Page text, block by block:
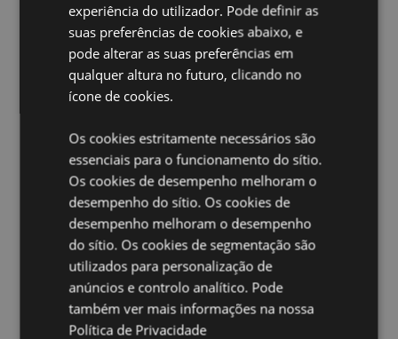
Apto para micro-ondas:Sim
Apto para máquina de lavar loiça:
Volume:300ml
Informações sobre a licença:
mundo.
Ampliar informação:
Quer saber mais acerca de comprar na Puckator?
a nossa
Guia de informação para o cliente.
Caracteristicas do Produto
Informação
Altura 9.5cm Largura 12cm Profundidade 8cm
5055071511820
experiência do utilizador. Pode definir as
suas preferências de cookies abaixo, e
pode alterar as suas preferências em
qualquer altura no futuro, clicando no
ícone de cookies.
Os cookies estritamente necessários são
essenciais para o funcionamento do sítio.
Os cookies de desempenho melhoram o
desempenho do sítio. Os cookies de
desempenho melhoram o desempenho
do sítio. Os cookies de segmentação são
utilizados para personalização de
anúncios e controlo analítico. Pode
também ver mais informações na nossa
Política de Privacidade